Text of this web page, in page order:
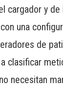
cargador y
una
de
clasificar
necesitan